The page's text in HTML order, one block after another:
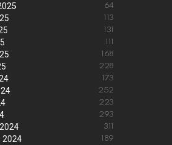
64
113
131
168
228
173
252
223
293
311
2024 189